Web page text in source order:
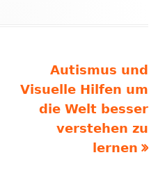
Nächster
Beitrag
Autismus und
Visuelle Hilfen um
die Welt besser
verstehen zu
lernen